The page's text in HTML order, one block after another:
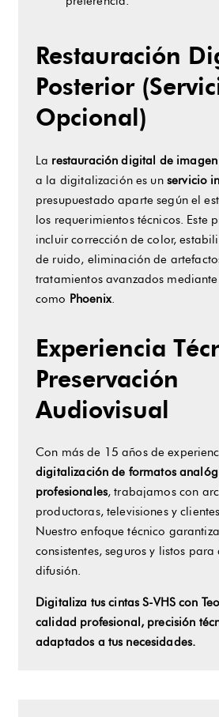
Restauración
Posterior
Opcional)
La restauración digital de
a la digitalización es un servicio
presupuestado aparte según el
los requerimientos técnicos. Este
incluir corrección de color,
de ruido, eliminación de
tratamientos avanzados
como Phoenix.
Experiencia
Preservación
Audiovisual
Con más de 15 años de
digitalización de formatos
profesionales, trabajamos con
productoras, televisiones y
Nuestro enfoque técnico
consistentes, seguros y listos
difusión.
Digitaliza tus cintas S-VHS con
calidad profesional, precisión
adaptados a tus necesidades.